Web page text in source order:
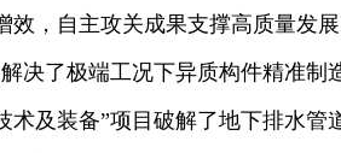
自主攻关成果支撑高质量发展
决了极端工况下异质构件精准
术及装备”项目破解了地下排水